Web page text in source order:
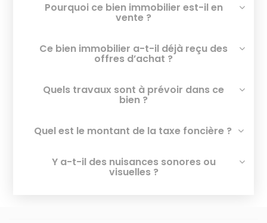
Pourquoi ce bien immobilier est-il en
vente ?
Ce bien immobilier a-t-il déjà reçu des
offres d’achat ?
Quels travaux sont à prévoir dans ce
bien ?
Quel est le montant de la taxe foncière ?
Y a-t-il des nuisances sonores ou
visuelles ?